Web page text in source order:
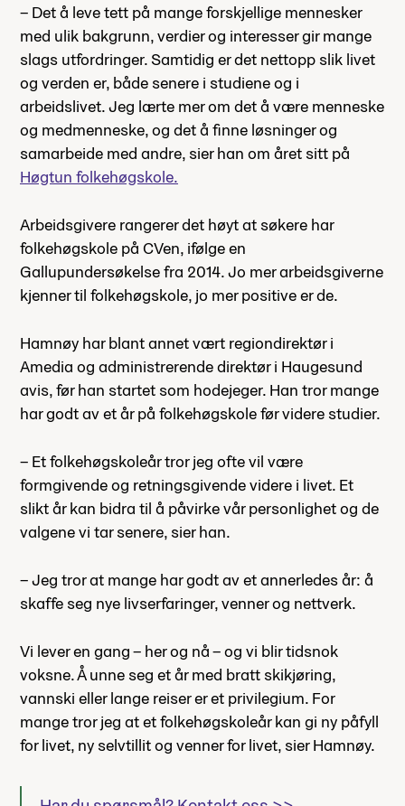
– Det å leve tett på mange forskjellige mennesker
med ulik bakgrunn, verdier og interesser gir mange
slags utfordringer. Samtidig er det nettopp slik livet
og verden er, både senere i studiene og i
arbeidslivet. Jeg lærte mer om det å være menneske
og medmenneske, og det å finne løsninger og
samarbeide med andre, sier han om året sitt på
Høgtun folkehøgskole.
Arbeidsgivere rangerer det høyt at søkere har
folkehøgskole på CVen, ifølge en
Gallupundersøkelse fra 2014. Jo mer arbeidsgiverne
kjenner til folkehøgskole, jo mer positive er de.
Hamnøy har blant annet vært regiondirektør i
Amedia og administrerende direktør i Haugesund
avis, før han startet som hodejeger. Han tror mange
har godt av et år på folkehøgskole før videre studier.
– Et folkehøgskoleår tror jeg ofte vil være
formgivende og retningsgivende videre i livet. Et
slikt år kan bidra til å påvirke vår personlighet og de
valgene vi tar senere, sier han.
– Jeg tror at mange har godt av et annerledes år: å
skaffe seg nye livserfaringer, venner og nettverk.
Vi lever en gang – her og nå – og vi blir tidsnok
voksne. Å unne seg et år med bratt skikjøring,
vannski eller lange reiser er et privilegium. For
mange tror jeg at et folkehøgskoleår kan gi ny påfyll
for livet, ny selvtillit og venner for livet, sier Hamnøy.